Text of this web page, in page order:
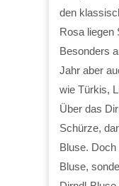
den
Rosa liegen
Besonders
Jahr aber
wie Türkis,
Über das
Schürze,
Bluse. Doch
Bluse,